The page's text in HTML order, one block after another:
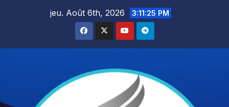
jeu. Août 6th, 2026 3:11:27 PM